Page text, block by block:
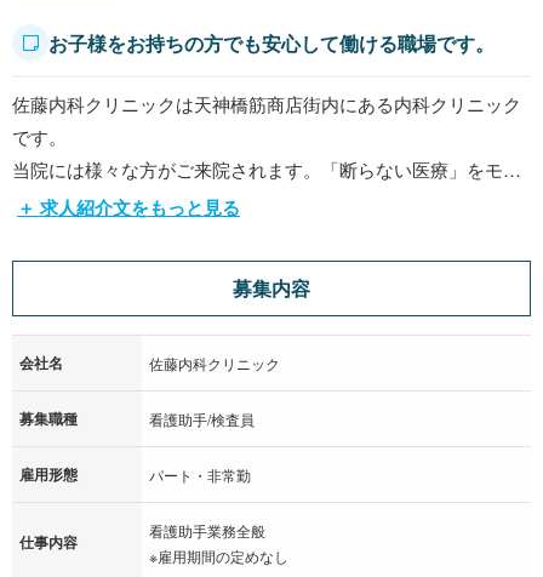
お子様をお持ちの方でも安心して働ける職場です。
佐藤内科クリニックは天神橋筋商店街内にある内科クリニック
です。
当院には様々な方がご来院されます。「断らない医療」をモッ
トーに、急性疾患から慢性疾患まで、幅広い疾患を診療いたし
の視野や、スキルを高めていくことができます。
現在当院では、看護助手さんを募集しております。
特徴
・週3日からの勤務が可能で、あなたのライフスタイルに合わせ
た働き方が可能です。
・先輩スタッフがしっかりサポート致しますので、安心してス
タートして頂けます。
・家庭に理解のある職場ですので、お子様をお持ちの方にとっ
ても働きやすい環境です。
＋ 求人紹介文をもっと見る
募集内容
会社名 佐藤内科クリニック
募集職種 看護助手/検査員
雇用形態 パート・非常勤
仕事内容
看護助手業務全般
※雇用期間の定めなし